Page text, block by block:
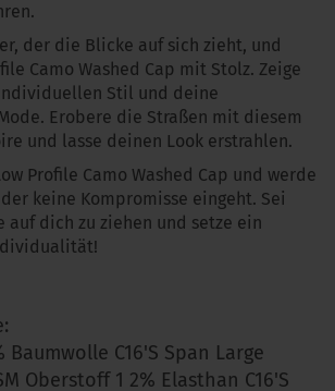
der die Blicke auf sich zieht, und
Camo Washed Cap mit Stolz. Zeige
Stil und deine
Erobere die Straßen mit diesem
und lasse deinen Look erstrahlen.
Profile Camo Washed Cap und werde
keine Kompromisse eingeht. Sei
auf dich zu ziehen und setze ein
Baumwolle C16'S Span Large
Oberstoff 1 2% Elasthan C16'S